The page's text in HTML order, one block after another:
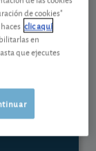
Ver detalladamente
de cookies"
clic aquí
en
que ejecutes